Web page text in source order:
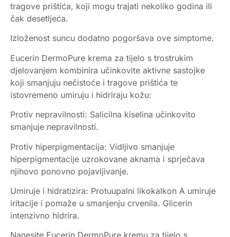
tragove prištića, koji mogu trajati nekoliko godina ili
čak desetljeća.
Izloženost suncu dodatno pogoršava ove simptome.
Eucerin DermoPure krema za tijelo s trostrukim
djelovanjem kombinira učinkovite aktivne sastojke
koji smanjuju nečistoće i tragove prištića te
istovremeno umiruju i hidriraju kožu:
Protiv nepravilnosti: Salicilna kiselina učinkovito
smanjuje nepravilnosti.
Protiv hiperpigmentacija: Vidljivo smanjuje
hiperpigmentacije uzrokovane aknama i sprječava
njihovo ponovno pojavljivanje.
Umiruje i hidratizira: Protuupalni likokalkon A umiruje
iritacije i pomaže u smanjenju crvenila. Glicerin
intenzivno hidrira.